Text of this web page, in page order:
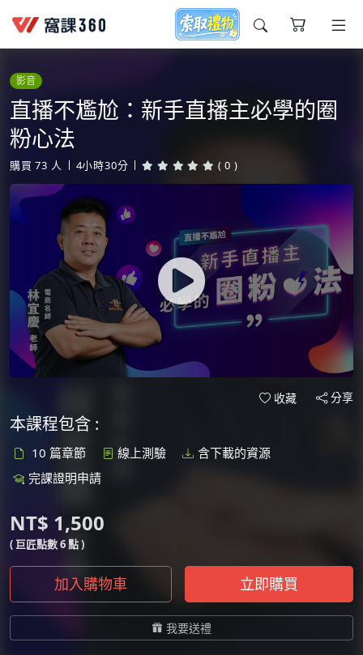
今天想要學什麼?
窩課推薦給您
影音
直播不尷尬：新手直播主必學的圈
粉心法
購買 73 人 4小時30分 ( 0 )
收藏 分享
本課程包含 :
10 篇章節 線上測驗
含下載的資源
完課證明申請
NT$ 1,500
( 巨匠點數 6 點 )
加入購物車 立即購買
我要送禮